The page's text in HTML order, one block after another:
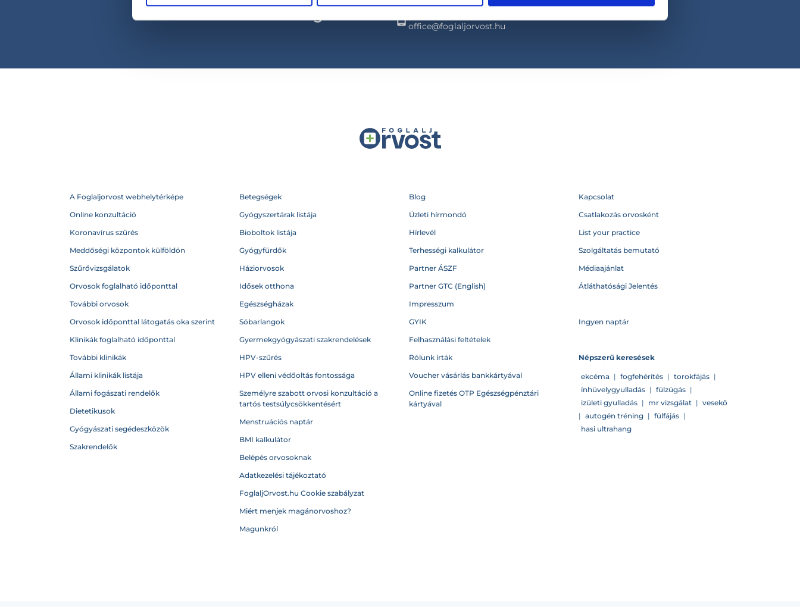
office@foglaljorvost.hu
A Foglaljorvost webhelytérképe
Online konzultáció
Koronavírus szűrés
Meddőségi központok külföldön
Szűrővizsgálatok
Orvosok foglalható időponttal
További orvosok
Orvosok időponttal látogatás oka szerint
Klinikák foglalható időponttal
További klinikák
Állami klinikák listája
Állami fogászati rendelők
Dietetikusok
Gyógyászati segédeszközök
Szakrendelők
Betegségek
Gyógyszertárak listája
Bioboltok listája
Gyógyfürdők
Háziorvosok
Idősek otthona
Egészségházak
Sóbarlangok
Gyermekgyógyászati szakrendelések
HPV-szűrés
HPV elleni védőoltás fontossága
Személyre szabott orvosi konzultáció a
tartós testsúlycsökkentésért
Menstruációs naptár
BMI kalkulátor
Belépés orvosoknak
Adatkezelési tájékoztató
FoglaljOrvost.hu Cookie szabályzat
Miért menjek magánorvoshoz?
Magunkról
Blog
Üzleti hírmondó
Hírlevél
Terhességi kalkulátor
Partner ÁSZF
Partner GTC (English)
Impresszum
GYIK
Felhasználási feltételek
Rólunk írták
Voucher vásárlás bankkártyával
Online fizetés OTP Egészségpénztári
kártyával
Kapcsolat
Csatlakozás orvosként
List your practice
Szolgáltatás bemutató
Médiaajánlat
Átláthatósági Jelentés
Ingyen naptár
Népszerű keresések
ekcéma | fogfehérítés | torokfájás |
ínhüvelygyulladás | fülzúgás |
izületi gyulladás | mr vizsgálat | vesekő
| autogén tréning | fülfájás |
hasi ultrahang